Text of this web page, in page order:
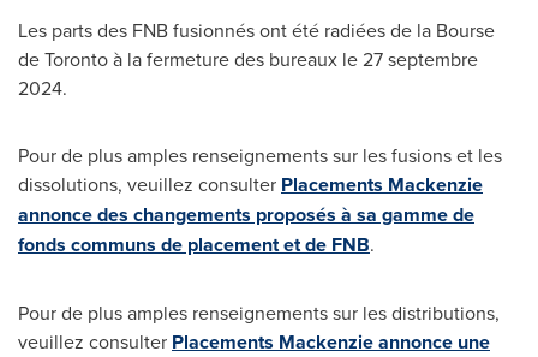
Les parts des FNB fusionnés ont été radiées de la Bourse
deTorontoà la fermeture des bureaux le 27 septembre
2024.
Pour de plus amples renseignements sur les fusions et les
dissolutions, veuillez consulter Placements Mackenzie
annonce des changements proposés à sa gamme de
fonds communs de placement et de FNB.
Pour de plus amples renseignements sur les distributions,
veuillez consulter Placements Mackenzie annonce une